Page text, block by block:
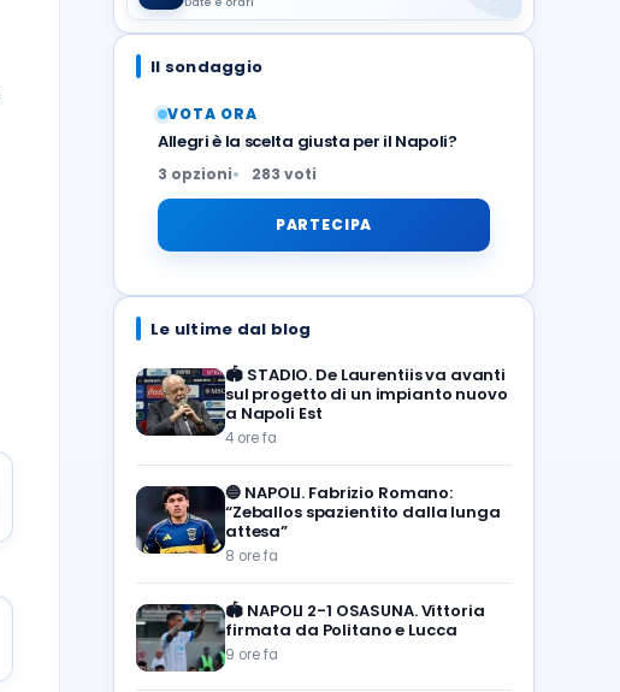
Il sondaggio
VOTA ORA
Allegri è la scelta giusta per il Napoli?
3 opzioni 283 voti
PARTECIPA
Le ultime dal blog
🏟️ STADIO. De Laurentiis va avanti
sul progetto di un impianto nuovo
a Napoli Est
4 ore fa
🔵 NAPOLI. Fabrizio Romano:
“Zeballos spazientito dalla lunga
attesa”
8 ore fa
🏟️ NAPOLI 2-1 OSASUNA. Vittoria
firmata da Politano e Lucca
9 ore fa